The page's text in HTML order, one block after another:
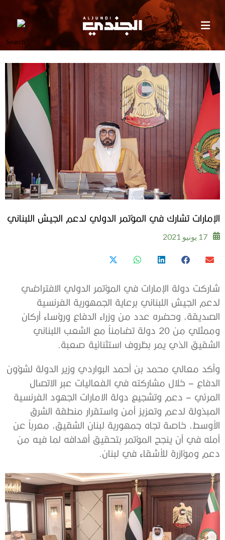
الإمارات تشارك في المؤتمر الدولي لدعم الجيش اللبناني
17 يونيو 2021
شاركت دولة الإمارات في المؤتمر الدولي الافتراضي
لدعم ‫الجيش اللبناني برعاية الجمهورية الفرنسية
الصديقة، وحضره عدد من وزراء الدفاع ورؤساء أركان
وممثلي من 20 دولة تضامناً مع الشعب اللبناني
الشقيق الذي يمر بظروف استثنائية صعبة.
وأكد معالي محمد بن أحمد البواردي وزير الدولة لشؤون
الدفاع – خلال مشاركته في الفعاليات عبر الاتصال
المرئي – دعم وتشجيع دولة الامارات الجهود الفرنسية
المبذولة لدعم وتعزيز أمن واستقرار منطقة الشرق
الأوسط، خاصة تجاه جمهورية لبنان الشقيق، معرباً عن
أمله في أن ينجح المؤتمر بتحقيق أهدافه لما فيه من
دعم ومؤازرة للأشقاء في لبنان.